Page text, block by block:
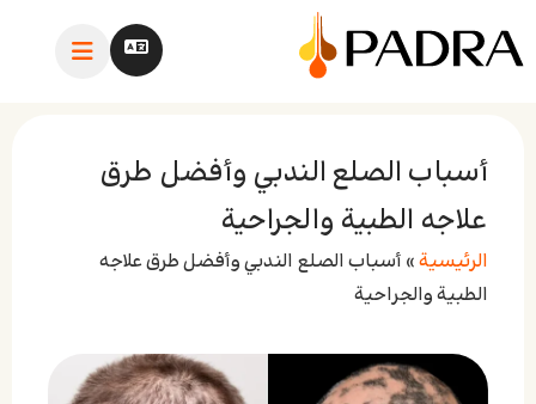
أسباب الصلع الندبي وأفضل طرق
علاجه الطبية والجراحية
الرئيسية» أسباب الصلع الندبي وأفضل طرق علاجه
الطبية والجراحية